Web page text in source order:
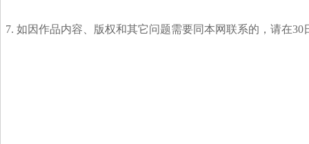
7. 如因作品内容、版权和其它问题需要同本网联系的，请在30